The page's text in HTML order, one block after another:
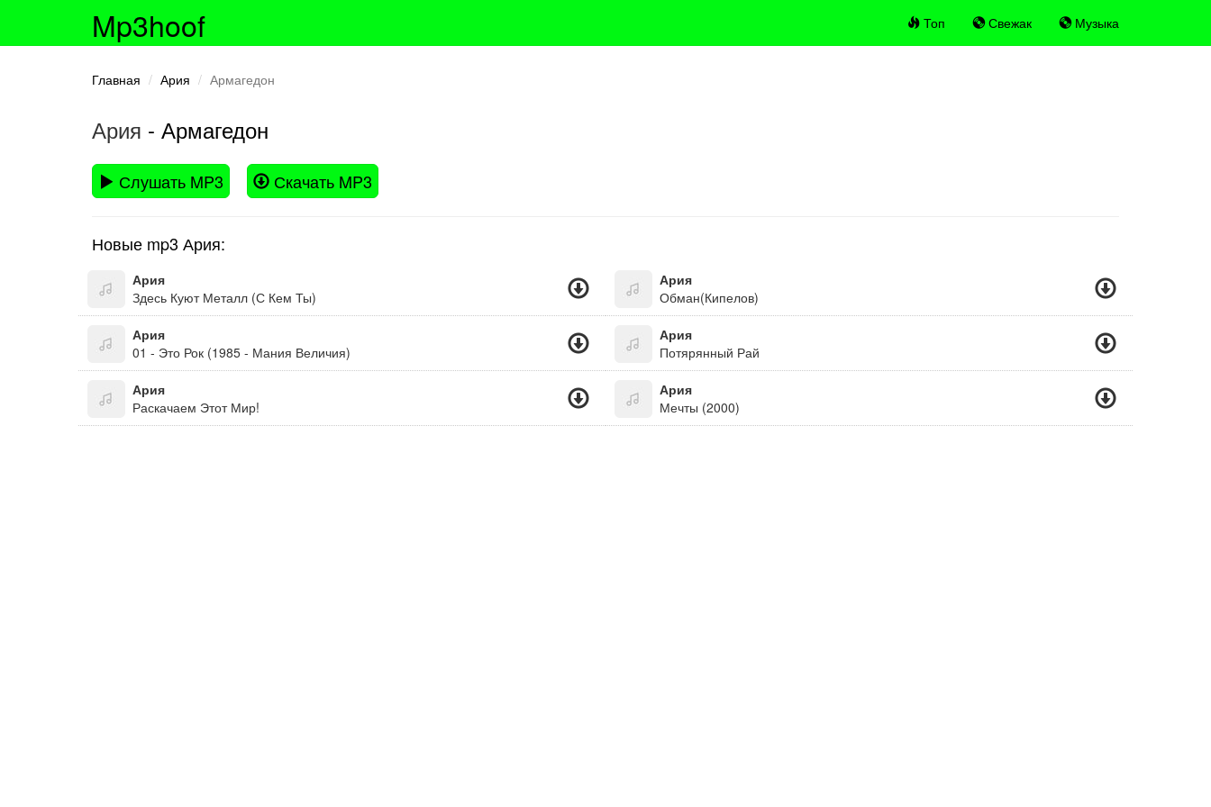
Mp3hoof Топ Свежак Музыка
Главная Ария Армагедон
Ария - Армагедон
Слушать MP3 Скачать MP3
Новые mp3 Ария:
Ария
Здесь Куют Металл (С Кем Ты)
Ария
Обман(Кипелов)
Ария
01 - Это Рок (1985 - Мания Величия)
Ария
Потярянный Рай
Ария
Раскачаем Этот Мир!
Ария
Мечты (2000)